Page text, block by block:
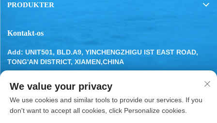
PRODUKTER
Kontakt-os
Add: UNIT501, BLD.A9, YINCHENGZHIGU IST EAST ROAD,
TONG'AN DISTRICT, XIAMEN,CHINA
[email protected]
We value your privacy
We use cookies and similar tools to provide our services. If you
don't want to accept all cookies, click Personalize cookies.